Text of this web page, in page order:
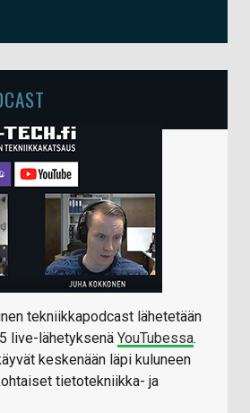
tekniikkapodcast lähetetään
live-lähetyksenä YouTubessa.
keskenään läpi kuluneen
tietotekniikka- ja